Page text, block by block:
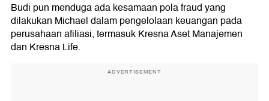
Budi pun menduga ada kesamaan polafraud yang
dilakukan Michael dalam pengelolaan keuangan pada
perusahaan afiliasi, termasuk Kresna Aset Manajemen
dan Kresna Life.
ADVERTISEMENT